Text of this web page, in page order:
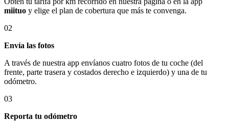
miituo y elige el plan de cobertura que más te convenga.
02
Envía las fotos
A través de nuestra app envíanos cuatro fotos de tu coche (del
frente, parte trasera y costados derecho e izquierdo) y una de tu
odómetro.
03
Reporta tu odómetro